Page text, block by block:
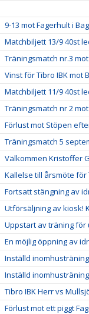
9-13 mot Fagerhult i
Matchbiljett 13/9 40st
Träningsmatch nr.3
Vinst för Tibro IBK mot
Matchbiljett 11/9 40st
Träningsmatch nr 2
Förlust mot Stöpen
Träningsmatch 5
Välkommen Kristoffer
Kallelse till årsmöte
Fortsatt stängning av
Utförsäljning av kiosk!
Uppstart av träning för
En möjlig öppning av
Inställd
Inställd
Tibro IBK Herr vs
Förlust mot ett piggt